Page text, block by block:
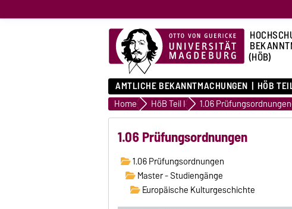
(HÖB)
AMTLICHE BEKANNTMACHUNGEN HÖB
Home HöB Teil I 1.06 Prüfungsordnungen
1.06 Prüfungsordnungen
1.06 Prüfungsordnungen
Master - Studiengänge
Europäische Kulturgeschichte